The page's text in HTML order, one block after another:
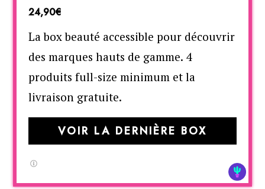
24,90€
La box beauté accessible pour découvrir
des marques hauts de gamme. 4
produits full-size minimum et la
livraison gratuite.
VOIR LA DERNIÈRE BOX